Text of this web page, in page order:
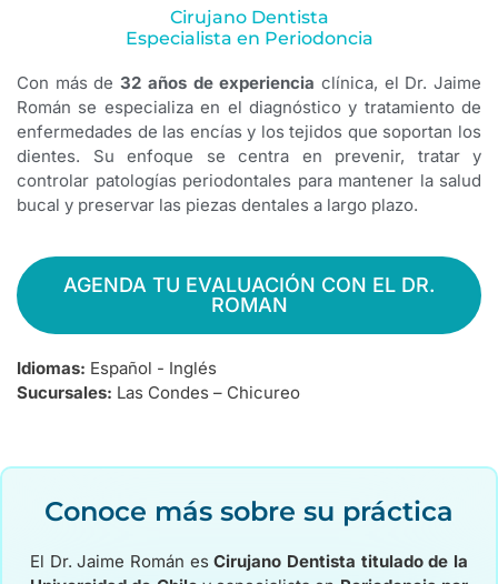
Cirujano Dentista
Especialista en Periodoncia
Con más de 32 años de experiencia clínica, el Dr. Jaime
Román se especializa en el diagnóstico y tratamiento de
enfermedades de las encías y los tejidos que soportan los
dientes. Su enfoque se centra en prevenir, tratar y
controlar patologías periodontales para mantener la salud
bucal y preservar las piezas dentales a largo plazo.
AGENDA TU EVALUACIÓN CON EL DR.
ROMAN
Idiomas: Español - Inglés
Sucursales: Las Condes – Chicureo
Conoce más sobre su práctica
El Dr. Jaime Román esCirujano Dentista titulado de la